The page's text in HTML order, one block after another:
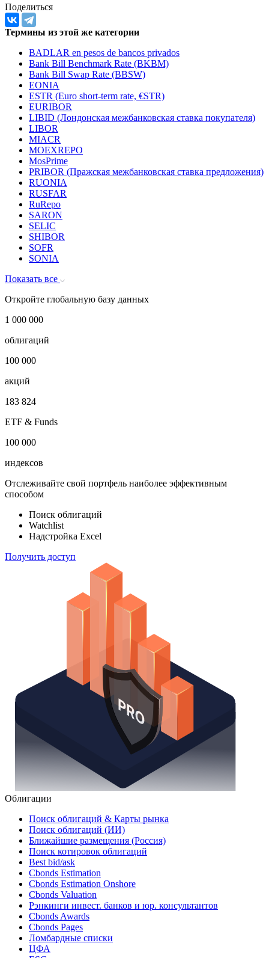
и используются в различных финансовых инструментах,
включая сберегательные счета, депозитные сертификаты (CD),
инвестиционные счета и многое другое.
Поделиться
Термины из этой же категории
BADLAR en pesos de bancos privados
Bank Bill Benchmark Rate (BKBM)
Bank Bill Swap Rate (BBSW)
EONIA
ESTR (Euro short-term rate, €STR)
EURIBOR
LIBID (Лондонская межбанковская ставка покупателя)
LIBOR
MIACR
MOEXREPO
MosPrime
PRIBOR (Пражская межбанковская ставка предложения)
RUONIA
RUSFAR
RuRepo
SARON
SHIBOR
SONIA
Показать все
Откройте глобальную базу данных
1 000 000
облигаций
100 000
акций
183 824
ETF & Funds
100 000
Отслеживайте свой портфель наиболее эффективным
способом
Поиск облигаций
Надстройка Excel
Получить доступ
Облигации
Поиск облигаций & Карты рынка
Поиск облигаций (ИИ)
Ближайшие размещения (Россия)
Поиск котировок облигаций
Best bid/ask
Cbonds Estimation
Cbonds Estimation Onshore
Cbonds Valuation
Рэнкинги инвест. банков и юр. консультантов